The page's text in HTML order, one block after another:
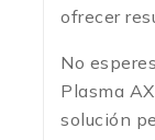
ofrecer
No
Plasma
solución